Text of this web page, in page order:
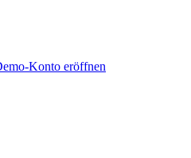
Konto eröffnen